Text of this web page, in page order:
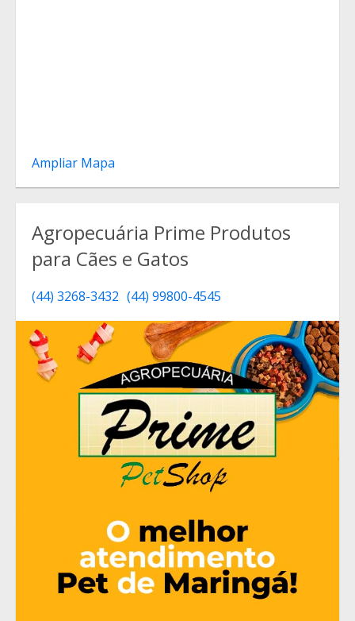
Ampliar Mapa
Agropecuária Prime Produtos
para Cães e Gatos
(44) 3268-3432 (44) 99800-4545